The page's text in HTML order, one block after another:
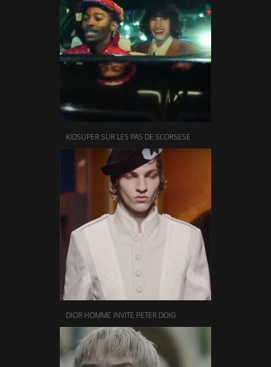
KIDSUPER SUR LES PAS DE SCORSESE
DIOR HOMME INVITE PETER DOIG